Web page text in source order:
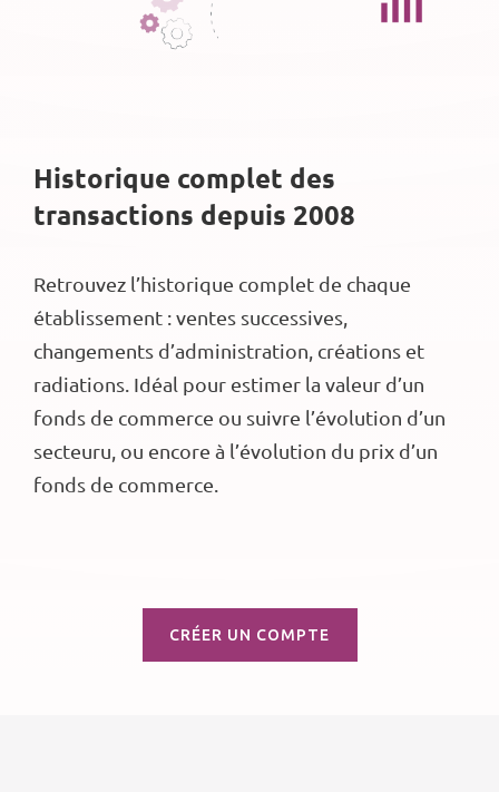
Historique complet des
transactions depuis 2008
Retrouvez l’historique complet de chaque
établissement : ventes successives,
changements d’administration, créations et
radiations. Idéal pour estimer la valeur d’un
fonds de commerce ou suivre l’évolution d’un
secteuru, ou encore à l’évolution du prix d’un
fonds de commerce.
CRÉER UN COMPTE